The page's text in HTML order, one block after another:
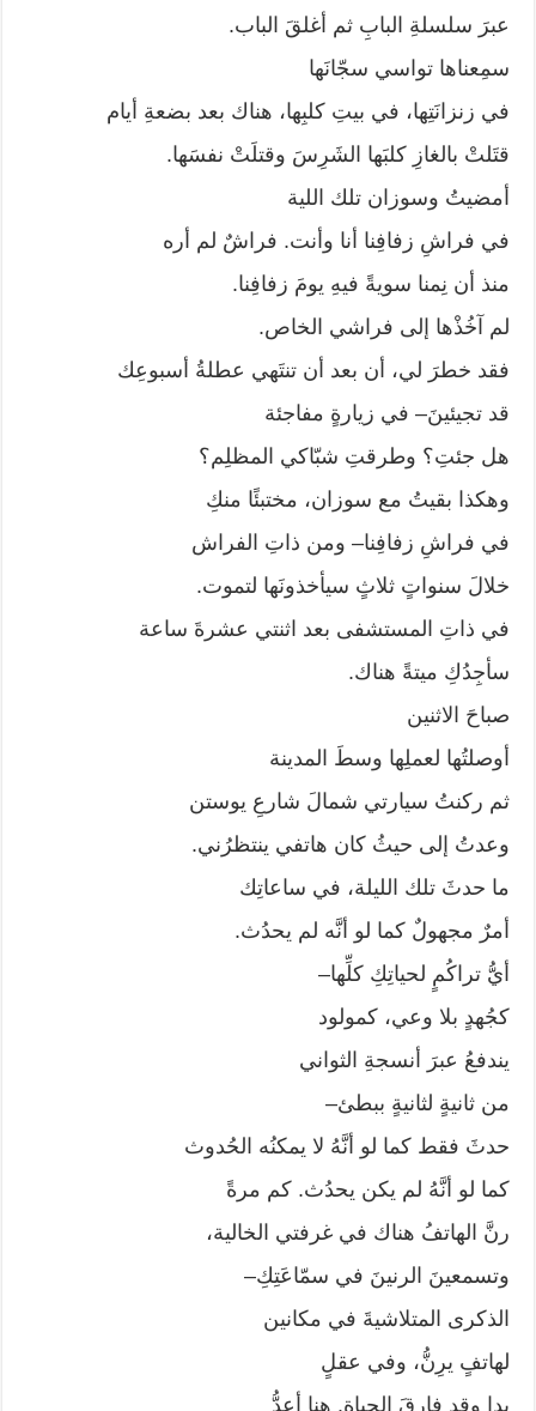
عبرَ سلسلةِ البابِ ثم أغلقَ الباب.
سمِعناها تواسي سجّانَها
في زنزانَتِها، في بيتِ كلبِها، هناك بعد بضعةِ أيام
قتَلتْ بالغازِ كلبَها الشَرِسَ وقتلَتْ نفسَها.
أمضيتُ وسوزان تلك اللية
في فراشِ زفافِنا أنا وأنت. فراشٌ لم أره
منذ أن نِمنا سويةً فيهِ يومَ زفافِنا.
لم آخُذْها إلى فراشي الخاص.
فقد خطرَ لي، أن بعد أن تنتَهي عطلةُ أسبوعِك
قد تجيئينَ– في زيارةٍ مفاجئة
هل جئتِ؟ وطرقتِ شبّاكي المظلِم؟
وهكذا بقيتُ مع سوزان، مختبئًا منكِ
في فراشِ زفافِنا– ومن ذاتِ الفراش
خلالَ سنواتٍ ثلاثٍ سيأخذونَها لتموت.
في ذاتِ المستشفى بعد اثنتي عشرةَ ساعة
سأجِدُكِ ميتةً هناك.
صباحَ الاثنين
أوصلتُها لعملِها وسطَ المدينة
ثم ركنتُ سيارتي شمالَ شارعِ يوستن
وعدتُ إلى حيثُ كان هاتفي ينتظرُني.
ما حدثَ تلك الليلة، في ساعاتِك
أمرٌ مجهولٌ كما لو أنَّه لم يحدُث.
أيُّ تراكُمٍ لحياتِكِ كلِّها–
كجُهدٍ بلا وعي، كمولود
يندفعُ عبرَ أنسجةِ الثواني
من ثانيةٍ لثانيةٍ ببطئ–
حدثَ فقط كما لو أنَّهُ لا يمكنُه الحُدوث
كما لو أنَّهُ لم يكن يحدُث. كم مرةً
رنَّ الهاتفُ هناك في غرفتي الخالية،
وتسمعينَ الرنينَ في سمّاعَتِكِ–
الذكرى المتلاشيةَ في مكانين
لهاتفٍ يرِنُّ، وفي عقلٍ
بدا وقد فارقَ الحياة. هنا أعدُّ